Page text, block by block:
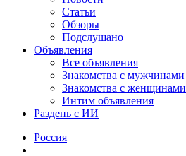
Статьи
Обзоры
Подслушано
Объявления
Все объявления
Знакомства с мужчинами
Знакомства с женщинами
Интим объявления
Раздень с ИИ
Россия